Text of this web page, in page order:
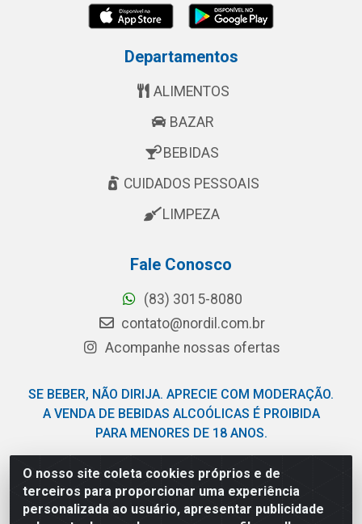
O nosso site coleta cookies próprios e de
terceiros para proporcionar uma experiência
personalizada ao usuário, apresentar publicidade
Departamentos
ALIMENTOS
BAZAR
BEBIDAS
CUIDADOS PESSOAIS
LIMPEZA
Fale Conosco
(83) 3015-8080
contato@nordil.com.br
Acompanhe nossas ofertas
SE BEBER, NÃO DIRIJA. APRECIE COM MODERAÇÃO.
A VENDA DE BEBIDAS ALCOÓLICAS É PROIBIDA
PARA MENORES DE 18 ANOS.
Nordil Distribuidora - Avenida Liberdade, 2738, Bloco F -
Sesi - Bayeux/PB - CEP 58.111-400 - CNPJ
03.775.813/0001-41